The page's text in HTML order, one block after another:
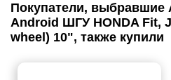
Покупатели, выбравшие
Android ШГУ HONDA Fit,
wheel) 10", также купили